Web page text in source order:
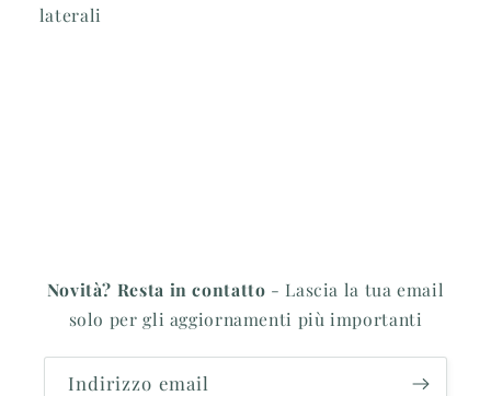
laterali
Novità? Resta in contatto - Lascia la tua email
solo per gli aggiornamenti più importanti
Indirizzo email